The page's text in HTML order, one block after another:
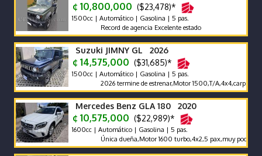
¢ 10,800,000 ($23,478)*
1500cc | Automático | Gasolina | 5 pas.
Record de agencia Excelente estado
Suzuki JIMNY GL 2026
¢ 14,575,000 ($31,685)*
1500cc | Automático | Gasolina | 5 pas.
2026 termine de estrenar,Motor 1500,T/
Mercedes Benz GLA 180 2020
¢ 10,575,000 ($22,989)*
1600cc | Automático | Gasolina | 5 pas.
Única dueña,Motor 1600 turbo,4x2,5 pax,muy poco km